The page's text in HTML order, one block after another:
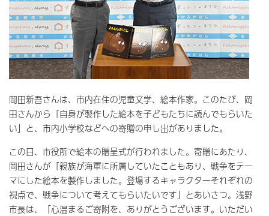
岡田新吾さんは、市内在住の児童文学、絵本作家。このたび、岡
田さんから「自身が製作した絵本を子どもたちに読んでもらいた
い」と、市内小学校などへの寄贈の申し出がありました。
この日、市役所で絵本の贈呈式が行われました。寄贈にあたり、
岡田さんが「親族が海軍に所属していたこともあり、戦争をテー
マにした絵本を製作しました。登場するキャラクターそれぞれの
視点で、戦争について考えてもらいたいです」とあいさつ。浅野
市長は、「心温まるご寄附を、ありがとうございます。いただい